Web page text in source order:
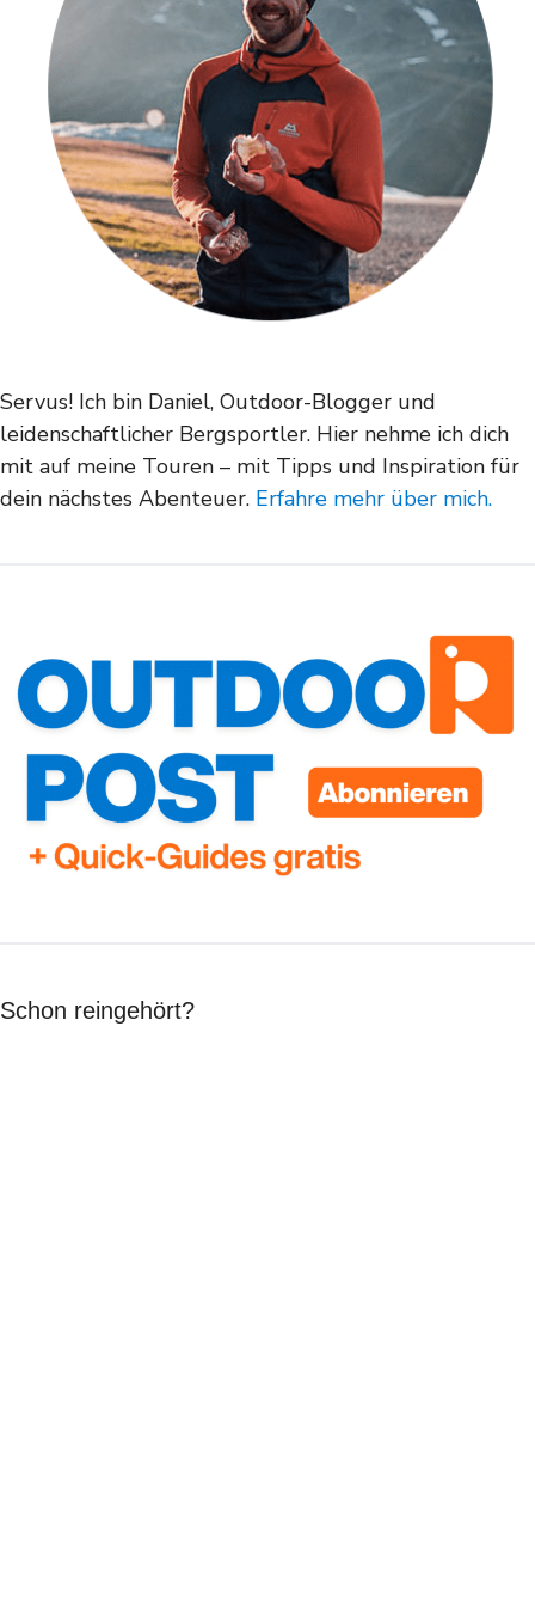
Servus! Ich bin Daniel, Outdoor-Blogger und
leidenschaftlicher Bergsportler. Hier nehme ich dich
mit auf meine Touren – mit Tipps und Inspiration für
dein nächstes Abenteuer. Erfahre mehr über mich.
Schon reingehört?